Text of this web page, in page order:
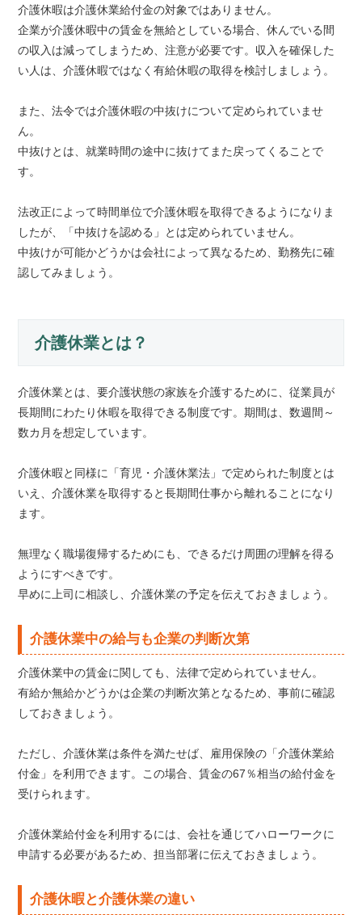
介護休暇は介護休業給付金の対象ではありません。
企業が介護休暇中の賃金を無給としている場合、休んでいる間
の収入は減ってしまうため、注意が必要です。収入を確保した
い人は、介護休暇ではなく有給休暇の取得を検討しましょう。
また、法令では介護休暇の中抜けについて定められていませ
ん。
中抜けとは、就業時間の途中に抜けてまた戻ってくることで
す。
法改正によって時間単位で介護休暇を取得できるようになりま
したが、「中抜けを認める」とは定められていません。
中抜けが可能かどうかは会社によって異なるため、勤務先に確
認してみましょう。
介護休業とは？
介護休業とは、要介護状態の家族を介護するために、従業員が
長期間にわたり休暇を取得できる制度です。期間は、数週間～
数カ月を想定しています。
介護休暇と同様に「育児・介護休業法」で定められた制度とは
いえ、介護休業を取得すると長期間仕事から離れることになり
ます。
無理なく職場復帰するためにも、できるだけ周囲の理解を得る
ようにすべきです。
早めに上司に相談し、介護休業の予定を伝えておきましょう。
介護休業中の給与も企業の判断次第
介護休業中の賃金に関しても、法律で定められていません。
有給か無給かどうかは企業の判断次第となるため、事前に確認
しておきましょう。
ただし、介護休業は条件を満たせば、雇用保険の「介護休業給
付金」を利用できます。この場合、賃金の67％相当の給付金を
受けられます。
介護休業給付金を利用するには、会社を通じてハローワークに
申請する必要があるため、担当部署に伝えておきましょう。
介護休暇と介護休業の違い